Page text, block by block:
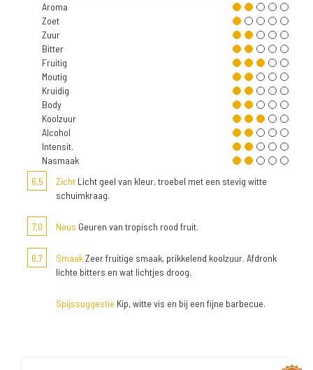
Aroma
Zoet
Zuur
Bitter
Fruitig
Moutig
Kruidig
Body
Koolzuur
Alcohol
Intensit.
Nasmaak
6,5
Zicht Licht geel van kleur, troebel met een stevig witte
schuimkraag.
7,0 Neus Geuren van tropisch rood fruit.
6,7 SmaakZeer fruitige smaak, prikkelend koolzuur. Afdronk
lichte bitters en wat lichtjes droog.
Spijssuggestie Kip, witte vis en bij een fijne barbecue.